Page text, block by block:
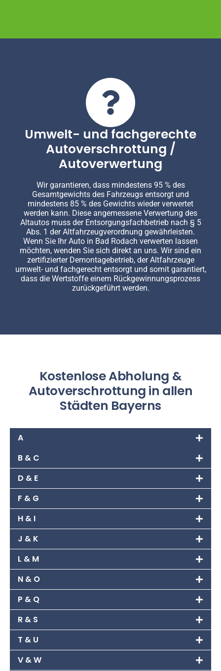
Umwelt- und fachgerechte
Autoverschrottung /
Autoverwertung
Wir garantieren, dass mindestens 95 % des
Gesamtgewichts des Fahrzeugs entsorgt und
mindestens 85 % des Gewichts wieder verwertet
werden kann. Diese angemessene Verwertung des
Altautos muss der Entsorgungsfachbetrieb nach § 5
Abs. 1 der Altfahrzeugverordnung gewährleisten.
Wenn Sie Ihr Auto in Bad Rodach verwerten lassen
möchten, wenden Sie sich direkt an uns. Wir sind ein
zertifizierter Demontagebetrieb, der Altfahrzeuge
umwelt- und fachgerecht entsorgt und somit garantiert,
dass die Wertstoffe einem Rückgewinnungsprozess
zurückgeführt werden.
Kostenlose Abholung &
Autoverschrottung in allen
Städten Bayerns
A
B & C
D & E
F & G
H & I
J & K
L & M
N & O
P & Q
R & S
T & U
V & W